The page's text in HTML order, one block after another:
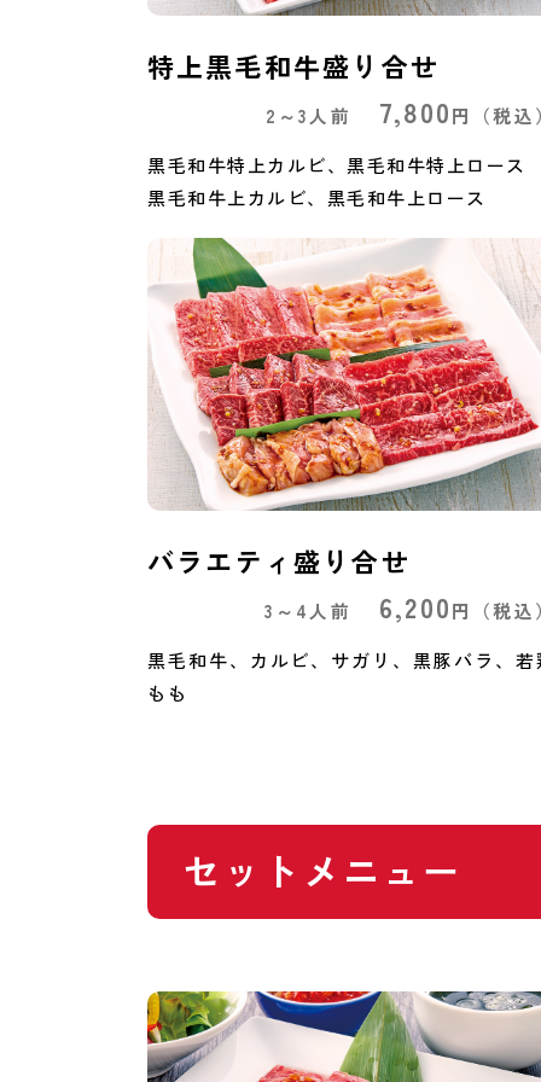
特上黒毛和牛盛り合せ
2～3人前 7,800円
（税
黒毛和牛特上カルビ、黒毛和牛特上ロース
黒毛和牛上カルビ、黒毛和牛上ロース
バラエティ盛り合せ
3～4人前 6,200円
（税
黒毛和牛、カルビ、サガリ、黒豚バラ、若
もも
セットメニュー